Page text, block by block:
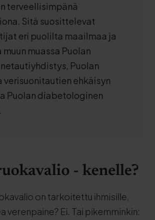
terveellisimpänä
Sitä suosittelevat
eri puolilta maailmaa ja
muun muassa Puolan
Puolan
verisuonitautien ehkäisyn
Puolan diabetologinen
- kenelle?
on tarkoitettu ihmisille,
verenpaine? Ei. Tai pikemminkin: